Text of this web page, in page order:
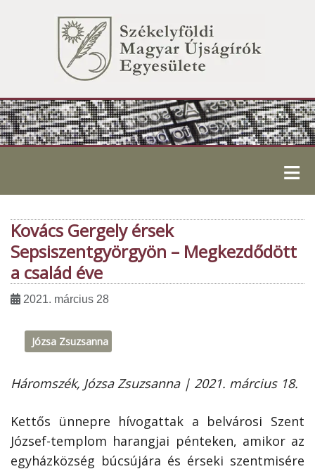
≡
Kovács Gergely érsek
Sepsiszentgyörgyön – Megkezdődött
a család éve
2021. március 28
Józsa Zsuzsanna
Háromszék, Józsa Zsuzsanna | 2021. március 18.
Kettős ünnepre hívogattak a belvárosi Szent
József-templom harangjai pénteken, amikor az
egyházközség búcsújára és érseki szentmisére